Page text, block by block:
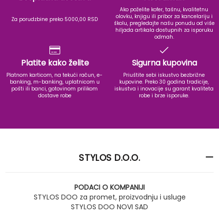
Za porudzbine preko 5000,00 RSD
Ako poželite kofer, tašnu, kvalitetnu
olovku, knjigu ili pribor za kancelariju i
školu, pregledajte našu ponudu od više
hiljada artikala dostupnih za isporuku
odmah.
Platite kako želite
Platnom karticom, na tekući račun, e-
banking, m-banking, uplatnicom u
pošti ili banci, gotovinom prilikom
dostave robe
Sigurna kupovina
Priuštite sebi iskustvo bezbrižne
kupovine. Preko 30 godina tradicije,
iskustva i inovacije su garant kvaliteta
robe i brze isporuke.
STYLOS D.O.O.
PODACI O KOMPANIJI
STYLOS DOO za promet, proizvodnju i usluge
STYLOS DOO NOVI SAD